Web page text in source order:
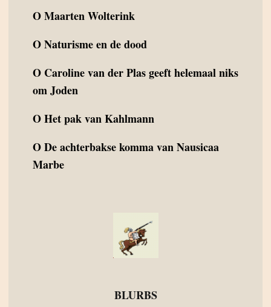
OMaarten Wolterink
ONaturisme en de dood
O Caroline van der Plas geeft helemaal niks
om Joden
OHet pak van Kahlmann
ODe achterbakse komma van Nausicaa
Marbe
BLURBS